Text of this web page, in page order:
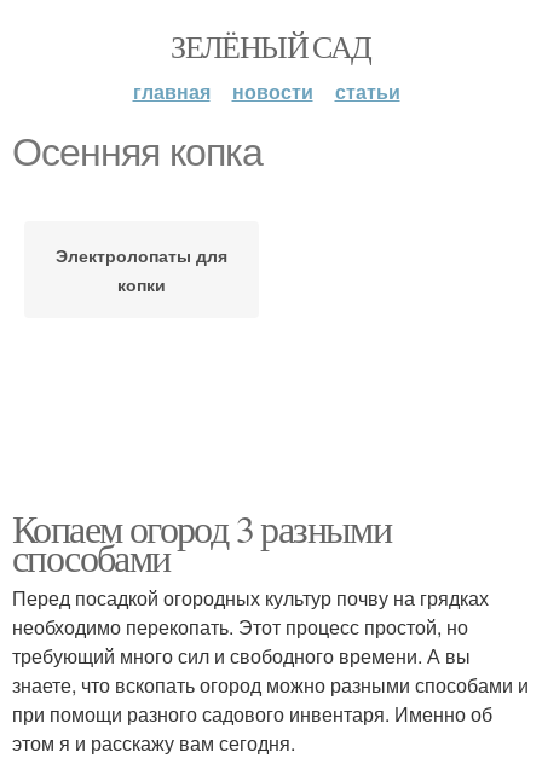
ЗЕЛЁНЫЙ САД
главная новости статьи
Осенняя копка
Электролопаты для
копки
Копаем огород 3 разными
способами
Перед посадкой огородных культур почву на грядках
необходимо перекопать. Этот процесс простой, но
требующий много сил и свободного времени. А вы
знаете, что вскопать огород можно разными способами и
при помощи разного садового инвентаря. Именно об
этом я и расскажу вам сегодня.